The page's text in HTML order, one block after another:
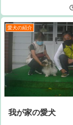
愛犬の紹介
我が家の愛犬